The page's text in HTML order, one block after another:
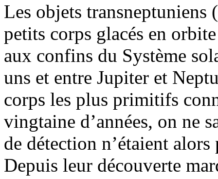
Les objets transneptuniens
petits corps glacés en
aux confins du Système
uns et entre Jupiter et
corps les plus primitifs
vingtaine d’années, on ne
de détection n’étaient
Depuis leur découverte